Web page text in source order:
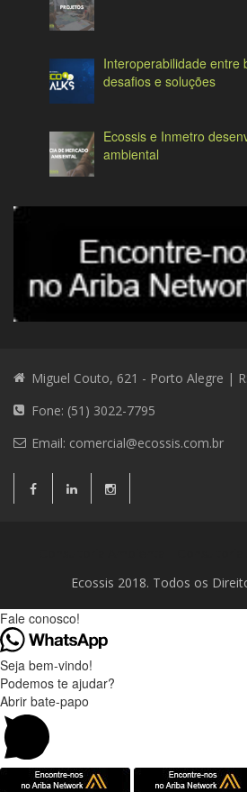
Interoperabilidade entre
desafios e soluções
Ecossis e Inmetro
ambiental
Miguel Couto, 621 - Porto Alegre |
Fone: (51) 3022-7795
Email: comercial@ecossis.com.br
Ecossis 2018. Todos os
Fale conosco!
Seja bem-vindo!
Podemos te ajudar?
Abrir bate-papo